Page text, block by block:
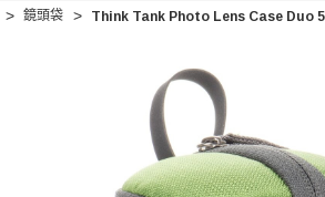
鏡頭袋 Think Tank Photo Lens Case Duo 5